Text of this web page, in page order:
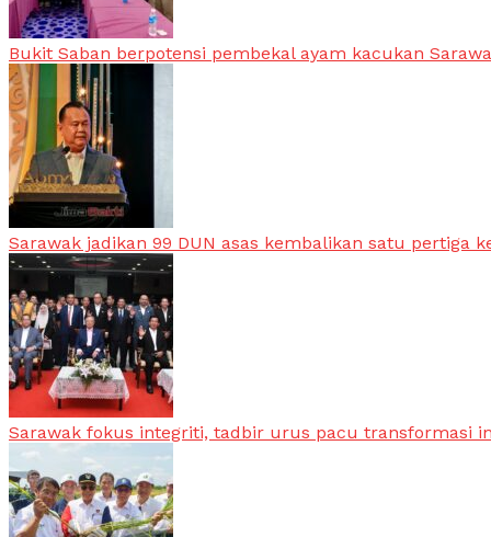
Bukit Saban berpotensi pembekal ayam kacukan
Sarawak jadikan 99 DUN asas kembalikan satu pertiga
Sarawak fokus integriti, tadbir urus pacu transformasi